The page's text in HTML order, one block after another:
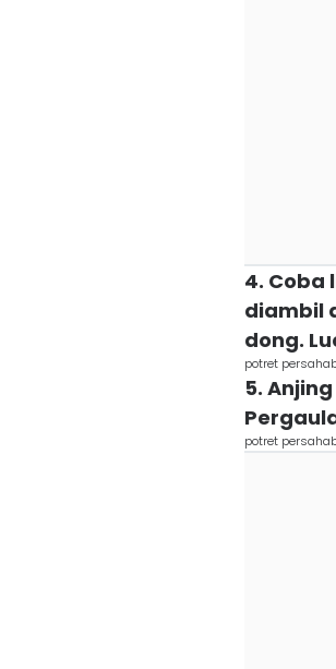
4. Coba
diambil
dong.
potret
5.
potret